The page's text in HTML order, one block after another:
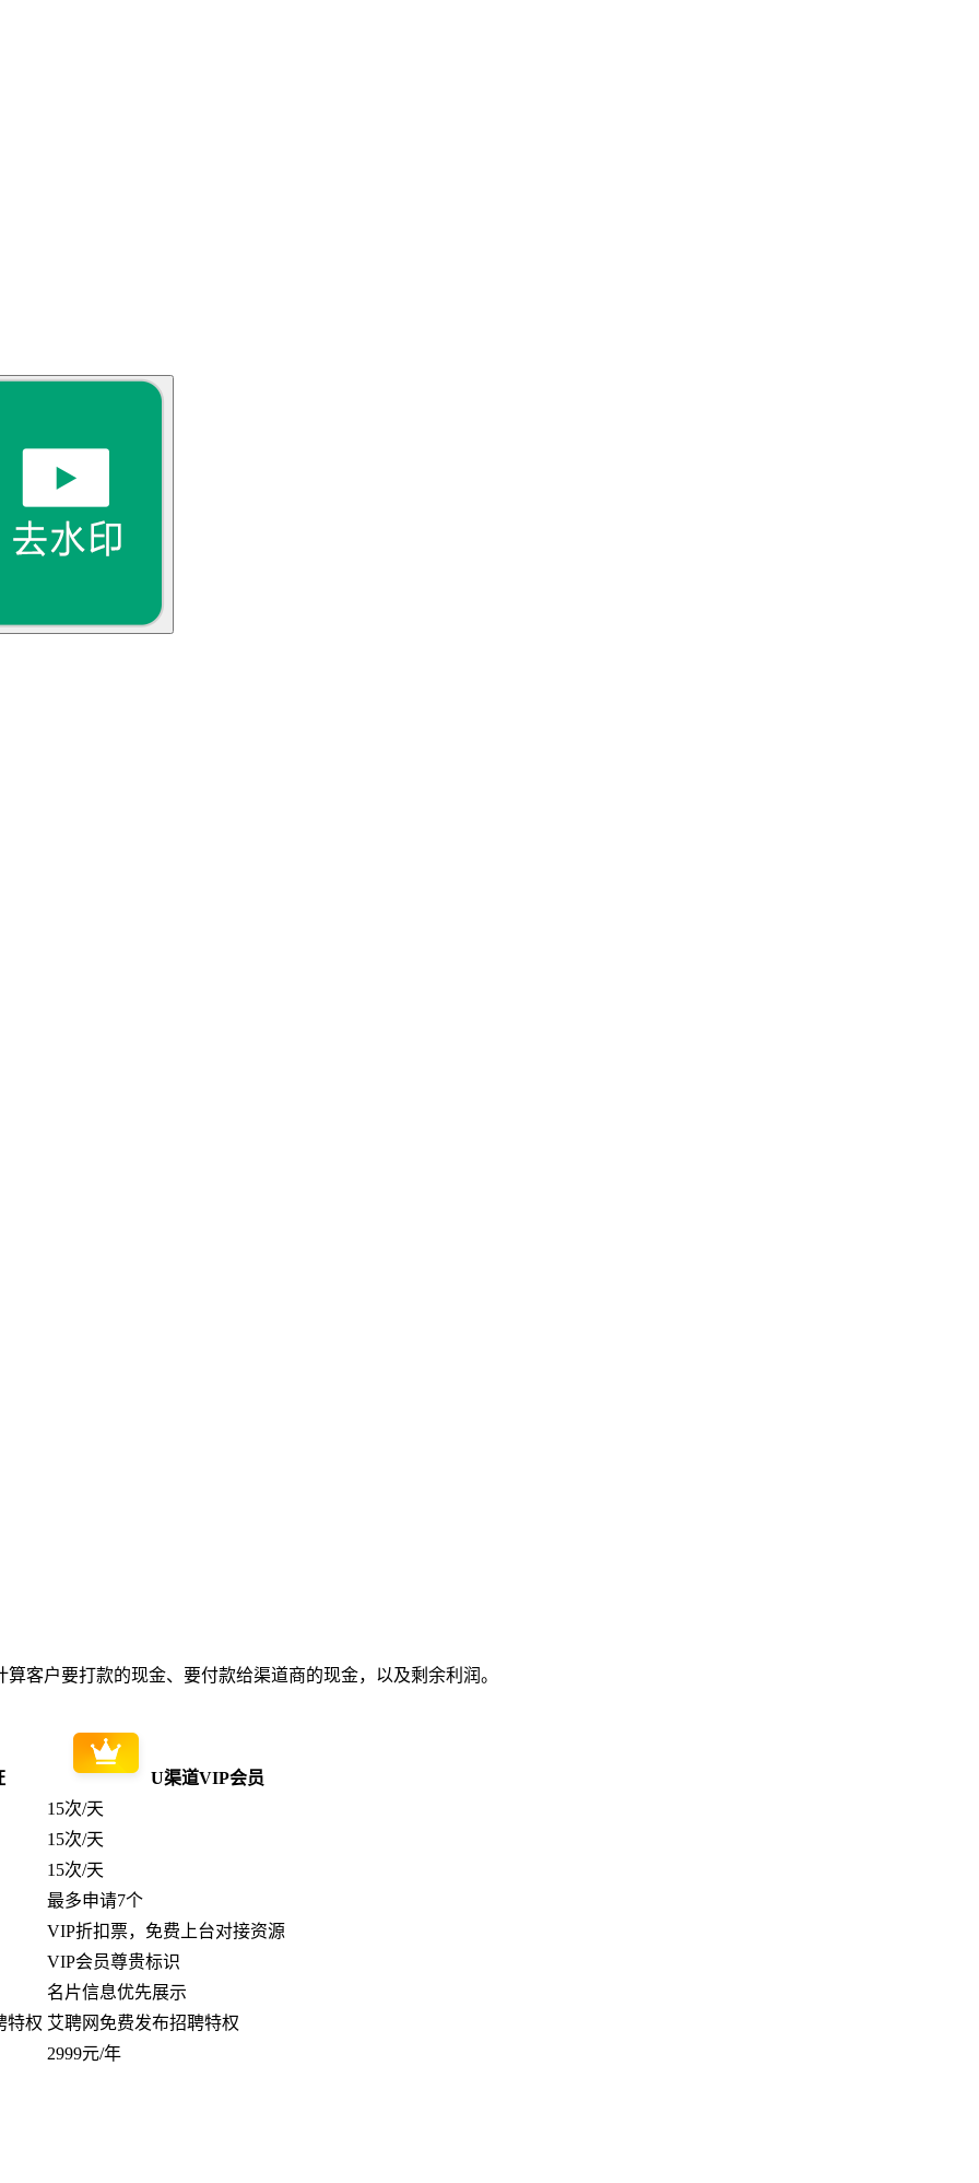
客户要打款的现金、要付款给渠道商的现金，以及剩余利润。
U渠道VIP会员
15次/天
15次/天
15次/天
最多申请7个
VIP折扣票，免费上台对接资源
VIP会员尊贵标识
名片信息优先展示
特权 艾聘网免费发布招聘特权
2999元/年